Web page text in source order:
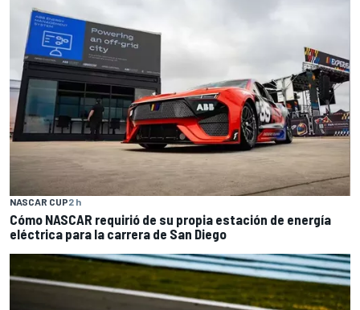
NASCAR CUP2 h
Cómo NASCAR requirió de su propia estación de energía
eléctrica para la carrera de San Diego